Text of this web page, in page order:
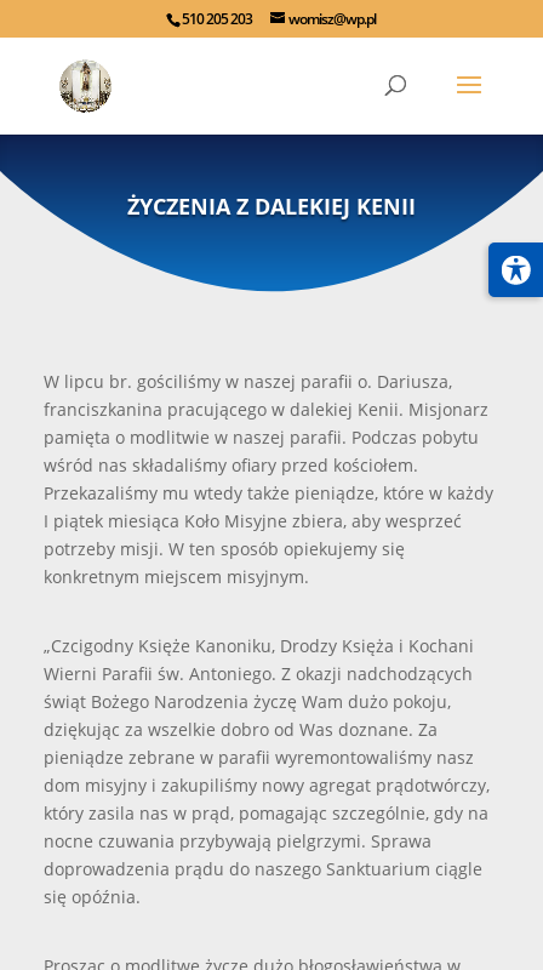
510 205 203 womisz@wp.pl
ŻYCZENIA Z DALEKIEJ KENII
W lipcu br. gościliśmy w naszej parafii o. Dariusza,
franciszkanina pracującego w dalekiej Kenii. Misjonarz
pamięta o modlitwie w naszej parafii. Podczas pobytu
wśród nas składaliśmy ofiary przed kościołem.
Przekazaliśmy mu wtedy także pieniądze, które w każdy
I piątek miesiąca Koło Misyjne zbiera, aby wesprzeć
potrzeby misji. W ten sposób opiekujemy się
konkretnym miejscem misyjnym.
„Czcigodny Księże Kanoniku, Drodzy Księża i Kochani
Wierni Parafii św. Antoniego. Z okazji nadchodzących
świąt Bożego Narodzenia życzę Wam dużo pokoju,
dziękując za wszelkie dobro od Was doznane. Za
pieniądze zebrane w parafii wyremontowaliśmy nasz
dom misyjny i zakupiliśmy nowy agregat prądotwórczy,
który zasila nas w prąd, pomagając szczególnie, gdy na
nocne czuwania przybywają pielgrzymi. Sprawa
doprowadzenia prądu do naszego Sanktuarium ciągle
się opóźnia.